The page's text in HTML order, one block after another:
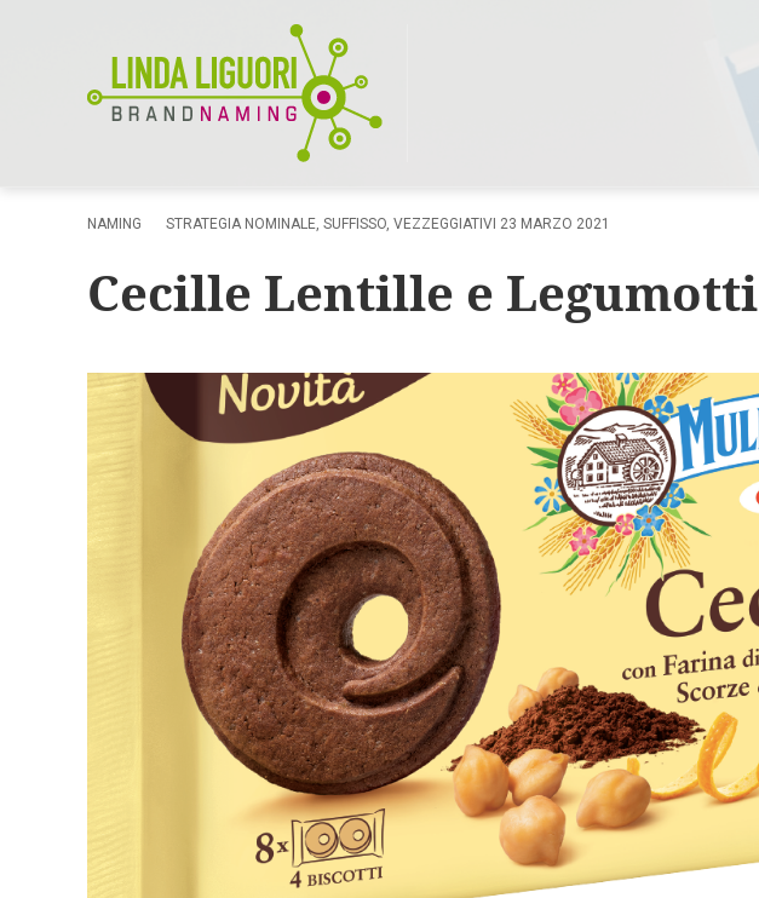
NAMING STRATEGIA NOMINALE, SUFFISSO, VEZZEGGIATIVI 23 MARZO 2021
Cecille Lentille e Legumotti